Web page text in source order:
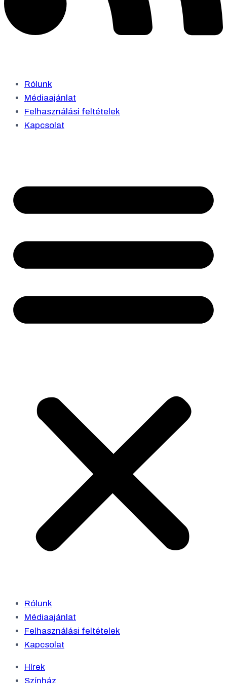
Rólunk
Médiaajánlat
Felhasználási feltételek
Kapcsolat
Rólunk
Médiaajánlat
Felhasználási feltételek
Kapcsolat
Hírek
Színház